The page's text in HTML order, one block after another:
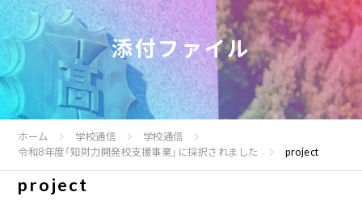
添付ファイル
ホーム 学校通信
学校通信
令和8年度「知財力開発校支援事業」に採択されました
project
project